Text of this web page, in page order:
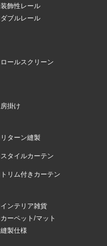
装飾性レール
ダブルレール
ロールスクリーン
房掛け
リターン縫製
スタイルカーテン
トリム付きカーテン
インテリア雑貨
カーペット/マット
縫製仕様